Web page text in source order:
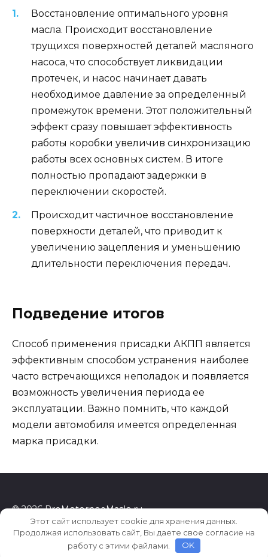
Восстановление оптимального уровня
масла. Происходит восстановление
трущихся поверхностей деталей масляного
насоса, что способствует ликвидации
протечек, и насос начинает давать
необходимое давление за определенный
промежуток времени. Этот положительный
эффект сразу повышает эффективность
работы коробки увеличив синхронизацию
работы всех основных систем. В итоге
полностью пропадают задержки в
переключении скоростей.
Происходит частичное восстановление
поверхности деталей, что приводит к
увеличению зацепления и уменьшению
длительности переключения передач.
Подведение итогов
Способ применения присадки АКПП является
эффективным способом устранения наиболее
часто встречающихся неполадок и появляется
возможность увеличения периода ее
эксплуатации. Важно помнить, что каждой
модели автомобиля имеется определенная
марка присадки.
© 2026 ProMotornoeMaslo.ru
22473b15594d4a96
Этот сайт использует cookie для хранения данных.
Продолжая использовать сайт, Вы даете свое согласие на
работу с этими файлами.
OK